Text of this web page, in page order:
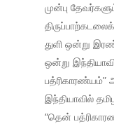
முன்பு
துளி ஒன்று
ஒன்று
பத்ரிகாரண்யம்”
இந்தியாவில்
“தென்